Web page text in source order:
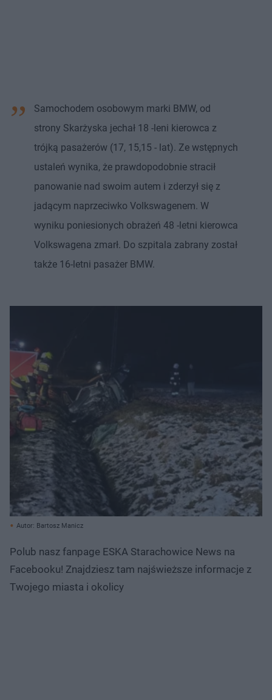
Samochodem osobowym marki BMW, od
strony Skarżyska jechał 18 -leni kierowca z
trójką pasażerów (17, 15,15 - lat). Ze wstępnych
ustaleń wynika, że prawdopodobnie stracił
panowanie nad swoim autem i zderzył się z
jadącym naprzeciwko Volkswagenem. W
wyniku poniesionych obrażeń 48 -letni kierowca
Volkswagena zmarł. Do szpitala zabrany został
także 16-letni pasażer BMW.
Autor: Bartosz Manicz
Polub nasz fanpage ESKA Starachowice News na
Facebooku! Znajdziesz tam najświeższe informacje z
Twojego miasta i okolicy